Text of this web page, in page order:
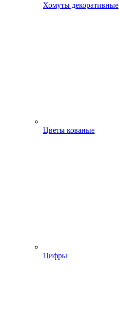
Хомуты декоративные
Цветы кованые
Цифры